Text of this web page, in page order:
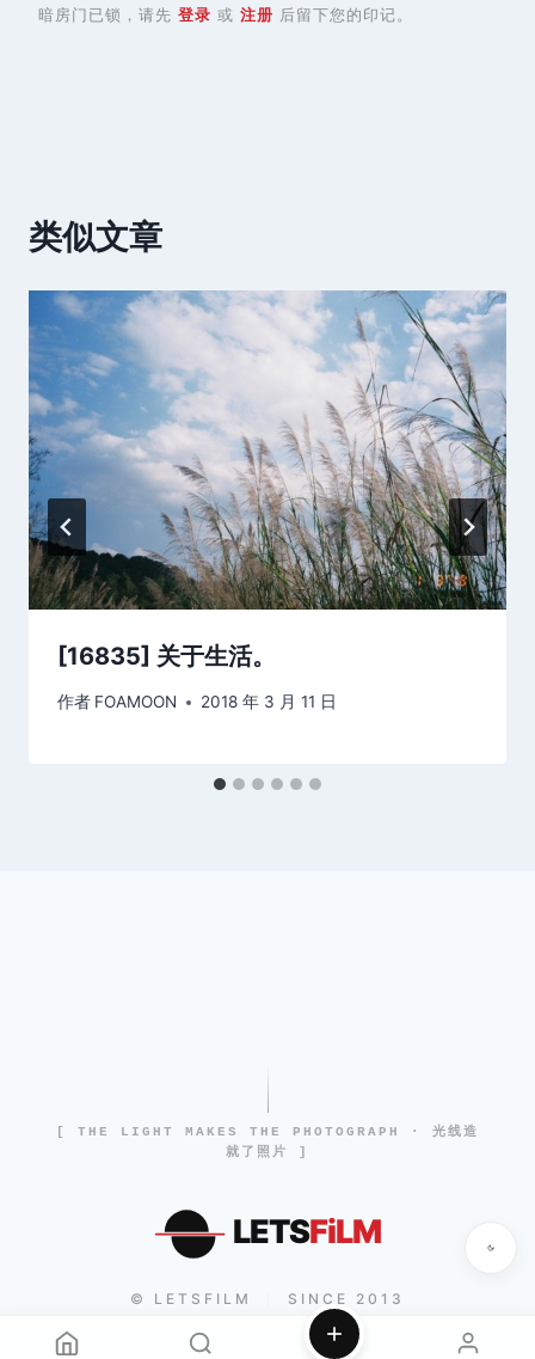
暗房门已锁，请先 登录 或 注册 后留下您的印记。
类似文章
[16835] 关于生活。
作者 FOAMOON 2018 年 3 月 11 日
[ THE LIGHT MAKES THE PHOTOGRAPH · 光线造
就了照片 ]
LETSFiLM
© LETSFILM SINCE 2013